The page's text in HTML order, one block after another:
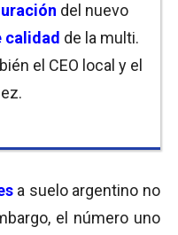
del nuevo
de la multi.
el CEO local y el
a suelo argentino no
el número uno